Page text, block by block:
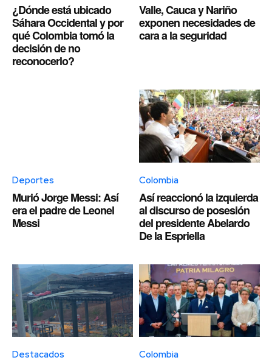
¿Dónde está ubicado
Sáhara Occidental y por
qué Colombia tomó la
decisión de no
reconocerlo?
Valle, Cauca y Nariño
exponen necesidades de
cara a la seguridad
Deportes
Murió Jorge Messi: Así
era el padre de Leonel
Messi
Colombia
Así reaccionó la izquierda
al discurso de posesión
del presidente Abelardo
De la Espriella
Destacados Colombia